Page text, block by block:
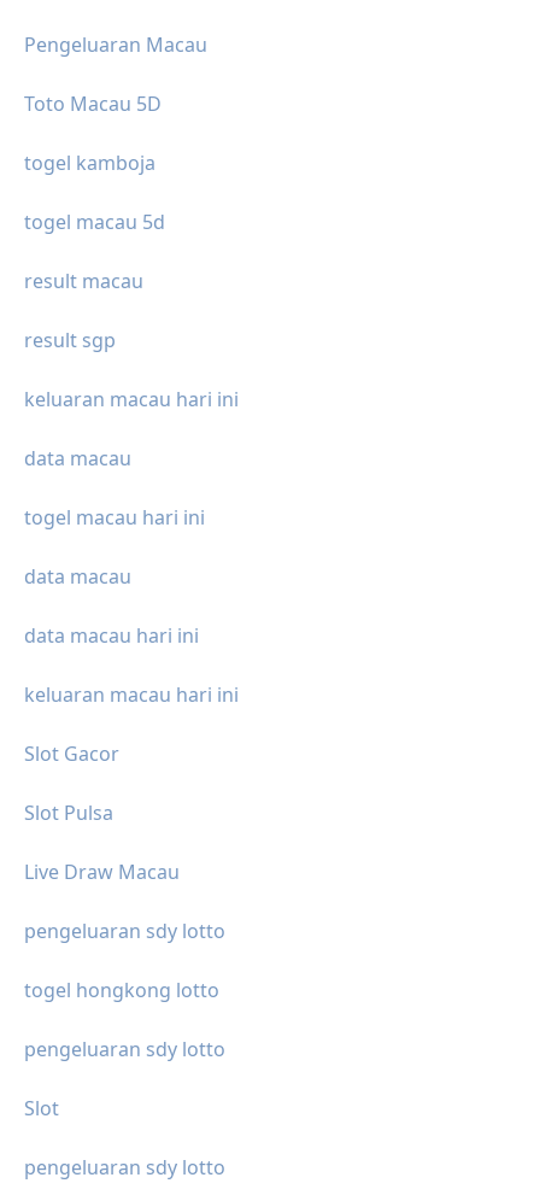
Pengeluaran Macau
Toto Macau 5D
togel kamboja
togel macau 5d
result macau
result sgp
keluaran macau hari ini
data macau
togel macau hari ini
data macau
data macau hari ini
keluaran macau hari ini
Slot Gacor
Slot Pulsa
Live Draw Macau
pengeluaran sdy lotto
togel hongkong lotto
pengeluaran sdy lotto
Slot
pengeluaran sdy lotto